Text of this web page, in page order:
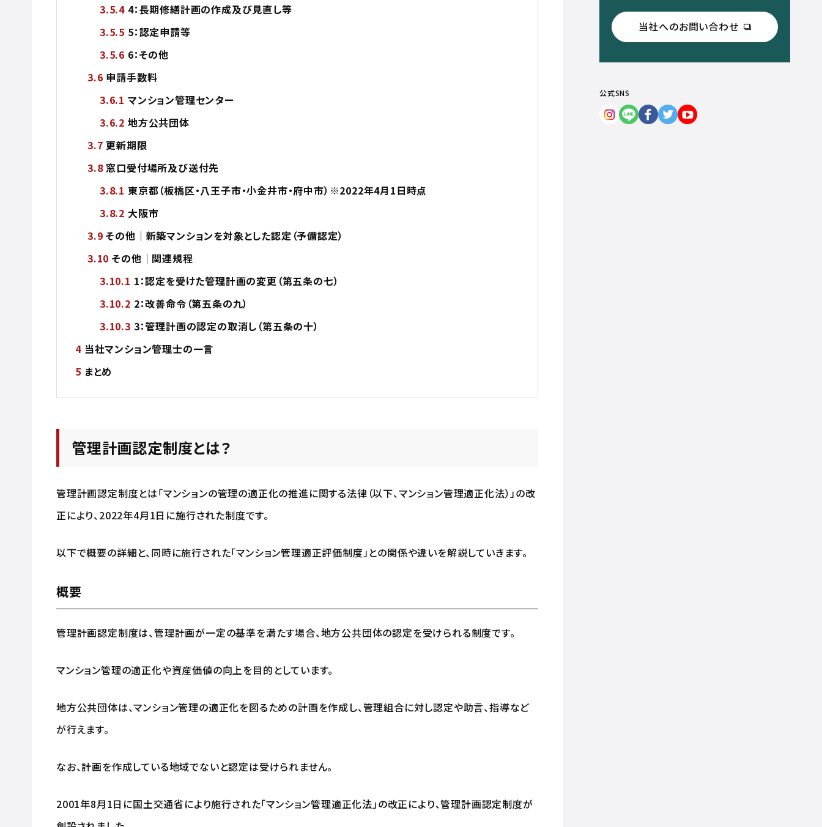
4：長期修繕計画の作成及び見直し等
5：認定申請等
6：その他
申請手数料
マンション管理センター
地方公共団体
更新期限
窓口受付場所及び送付先
東京都（板橋区・八王子市・小金井市・府中市）※2022年4月1日時点
大阪市
その他｜新築マンションを対象とした認定（予備認定）
その他｜関連規程
1：認定を受けた管理計画の変更（第五条の七）
2：改善命令（第五条の九）
3：管理計画の認定の取消し（第五条の十）
当社マンション管理士の一言
まとめ
管理計画認定制度とは？
管理計画認定制度とは「マンションの管理の適正化の推進に関する法律（以下、マンション管理適正化法）」の改
正により、2022年4月1日に施行された制度です。
以下で概要の詳細と、同時に施行された「マンション管理適正評価制度」との関係や違いを解説していきます。
概要
管理計画認定制度は、管理計画が一定の基準を満たす場合、地方公共団体の認定を受けられる制度です。
マンション管理の適正化や資産価値の向上を目的としています。
地方公共団体は、マンション管理の適正化を図るための計画を作成し、管理組合に対し認定や助言、指導など
が行えます。
なお、計画を作成している地域でないと認定は受けられません。
2001年8月1日に国土交通省により施行された「マンション管理適正化法」の改正により、管理計画認定制度が
当社へのお問い合わせ
公式SNS